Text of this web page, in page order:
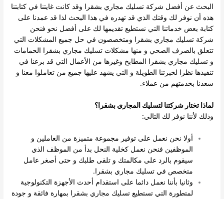
البحث عن أفضل شركة تسليك مجاري بشقرا وقد كانت غايتنا في كتابتنا
هذه أن نوفر لك وقتك الذي قد تهدره في هذا البحث لذا قد عمدنا على
كتابة بعض خدماتنا التي نستطيع تقديمها لك على أفضل نحو فنحن
شركة تسليك مجاري بشقرا ومتخصصون في حل جميع المشكلات التي
تتعلق بالصرف الصحي و منها مشكلات تسليك مجاري بشقرا الحمامات
و تسليك مجاري بشقرا المطابخ وغيرها من الأعمال التي قد برعنا في
تنفيذها نظرا لخبرتنا الطويلة و التي يشهد عليها جميع من تعاملوا معنا و
سعدنا بخدمتهم من عملاء.
لماذا تختار شركتنا لتسليك المجاري بشقرا؟
وذلك لأننا نوفر لك التالي:
أولا نحن نعمل على توفير مجموعة متميزة من العاملين و
الموظفين فنحن نعمل كخلية النحل بدأ من الموظف الذي
سيقوم بالرد على مكالمتك و تلقى طلبك و حتى أصغر عامل
متخصص في تسليك مجاري بشقرا.
وثانيا بأننا نعمل دائما على استقدام أحدث الأجهزة التكنولوجية
لمتطورة التي تستطيع تسليك مجاري بشقرا بمهارة فائقة و جودة